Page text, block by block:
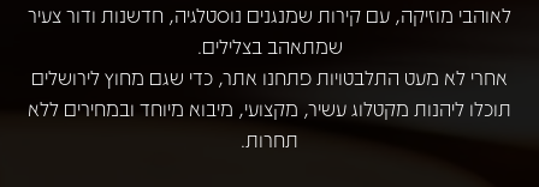
לאוהבי מוזיקה, עם קירות שמנגנים נוסטלגיה, חדשנות ודור צעיר
שמתאהב בצלילים.
אחרי לא מעט התלבטויות פתחנו אתר, כדי שגם מחוץ לירושלים
תוכלו ליהנות מקטלוג עשיר, מקצועי, מיבוא מיוחד ובמחירים ללא
תחרות.